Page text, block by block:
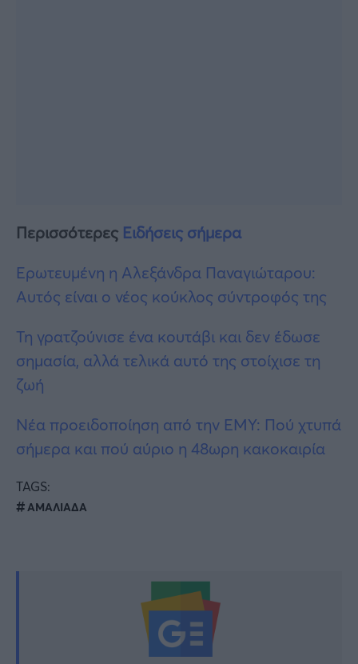
Περισσότερες Ειδήσεις σήμερα
Ερωτευμένη η Αλεξάνδρα Παναγιώταρου:
Αυτός είναι ο νέος κούκλος σύντροφός της
Τη γρατζούνισε ένα κουτάβι και δεν έδωσε
σημασία, αλλά τελικά αυτό της στοίχισε τη
ζωή
Νέα προειδοποίηση από την ΕΜΥ: Πού χτυπά
σήμερα και πού αύριο η 48ωρη κακοκαιρία
TAGS:
ΑΜΑΛΙΑΔΑ